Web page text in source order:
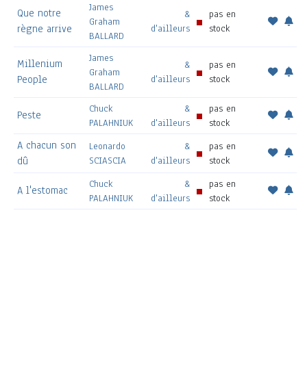
Que notre
règne arrive
James
Graham
BALLARD
&
d'ailleurs
pas en
stock
Millenium
People
James
Graham
BALLARD
&
d'ailleurs
pas en
stock
Peste
Chuck
PALAHNIUK
&
d'ailleurs
pas en
stock
A chacun son
dû
Leonardo
SCIASCIA
&
d'ailleurs
pas en
stock
A l'estomac
Chuck
PALAHNIUK
&
d'ailleurs
pas en
stock